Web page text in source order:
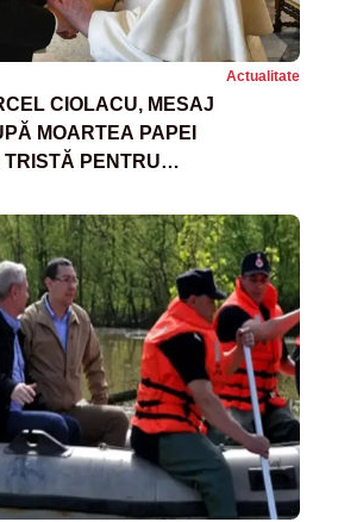
Actualitate
CIOLACU, MESAJ
MOARTEA PAPEI
TRISTĂ PENTRU